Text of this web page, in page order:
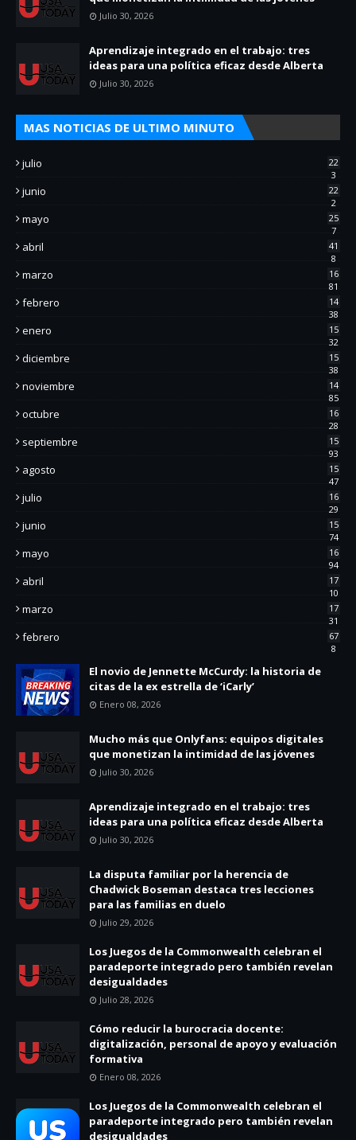
Julio 30, 2026
Aprendizaje integrado en el trabajo: tres
ideas para una política eficaz desde Alberta
Julio 30, 2026
MAS NOTICIAS DE ULTIMO MINUTO
julio
22
3
junio
22
2
mayo
25
7
abril
41
8
marzo
16
81
febrero
14
38
enero
15
32
diciembre
15
38
noviembre
14
85
octubre
16
28
septiembre
15
93
agosto
15
47
julio
16
29
junio
15
74
mayo
16
94
abril
17
10
marzo
17
31
febrero
67
8
El novio de Jennette McCurdy: la historia de
citas de la ex estrella de ‘iCarly’
Enero 08, 2026
Mucho más que Onlyfans: equipos digitales
que monetizan la intimidad de las jóvenes
Julio 30, 2026
Aprendizaje integrado en el trabajo: tres
ideas para una política eficaz desde Alberta
Julio 30, 2026
La disputa familiar por la herencia de
Chadwick Boseman destaca tres lecciones
para las familias en duelo
Julio 29, 2026
Los Juegos de la Commonwealth celebran el
paradeporte integrado pero también revelan
desigualdades
Julio 28, 2026
Cómo reducir la burocracia docente:
digitalización, personal de apoyo y evaluación
formativa
Enero 08, 2026
Los Juegos de la Commonwealth celebran el
paradeporte integrado pero también revelan
desigualdades